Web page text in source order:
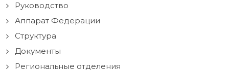
Руководство
Аппарат Федерации
Структура
Документы
Региональные отделения